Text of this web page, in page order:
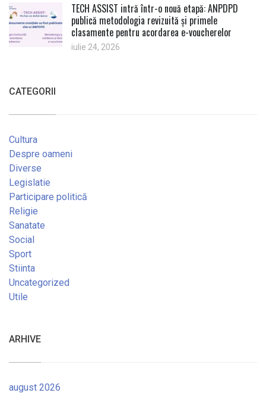
TECH ASSIST intră într-o nouă etapă: ANPDPD
publică metodologia revizuită și primele
clasamente pentru acordarea e-voucherelor
iulie 24, 2026
CATEGORII
Cultura
Despre oameni
Diverse
Legislatie
Participare politică
Religie
Sanatate
Social
Sport
Stiinta
Uncategorized
Utile
ARHIVE
august 2026